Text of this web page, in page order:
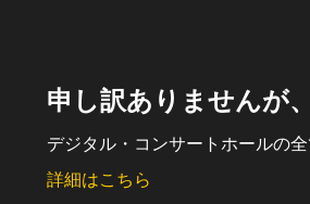
申し訳ありませんが
デジタル・コンサートホールの
詳細はこちら